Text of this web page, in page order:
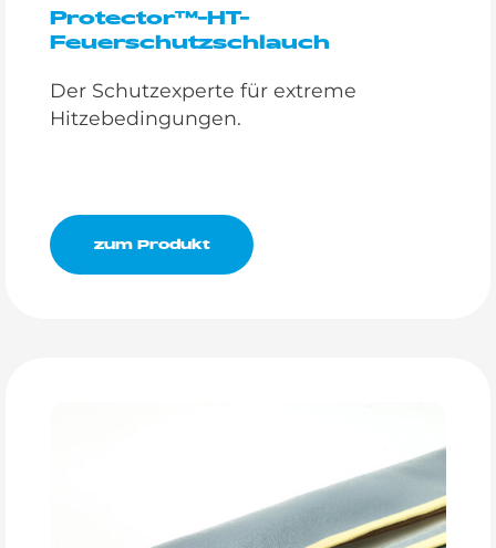
Protector™-HT-
Feuerschutzschlauch
Der Schutzexperte für extreme
Hitzebedingungen.
zum Produkt